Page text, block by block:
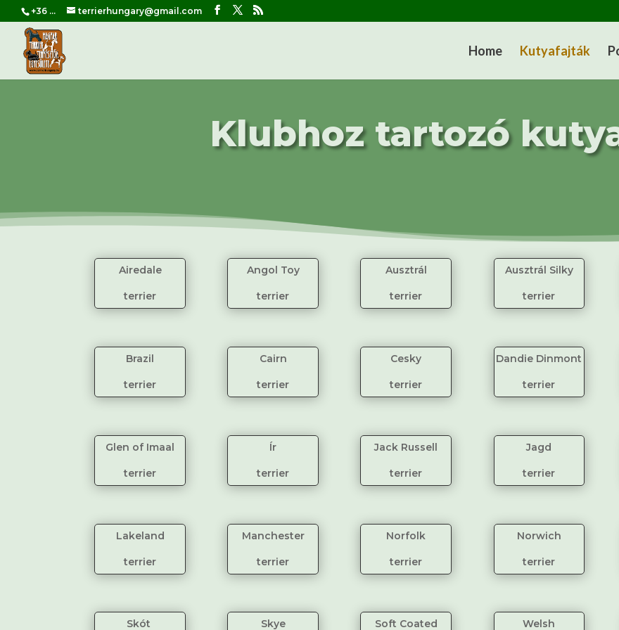
+36 ... terrierhungary@gmail.com
Home Kutyafajták
Klubhoz tartozó
Airedale
terrier
Angol Toy
terrier
Ausztrál
terrier
Ausztrál Silky
terrier
Brazil
terrier
Cairn
terrier
Cesky
terrier
Dandie Dinmont
terrier
Glen of Imaal
terrier
Ír
terrier
Jack Russell
terrier
Jagd
terrier
Lakeland
terrier
Manchester
terrier
Norfolk
terrier
Norwich
terrier
Skót Skye Soft Coated Welsh